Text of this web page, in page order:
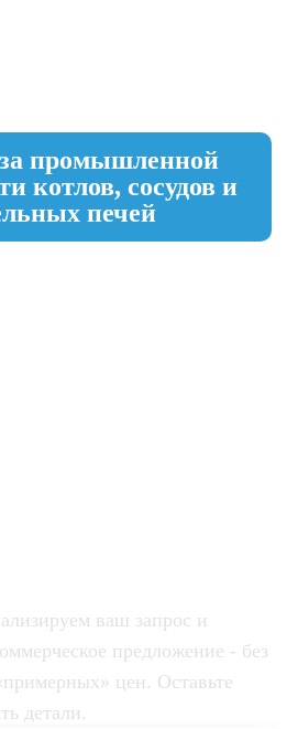
промышленной
котлов, сосудов и
печей
ваш запрос и
предложение - без
цен. Оставьте
детали.